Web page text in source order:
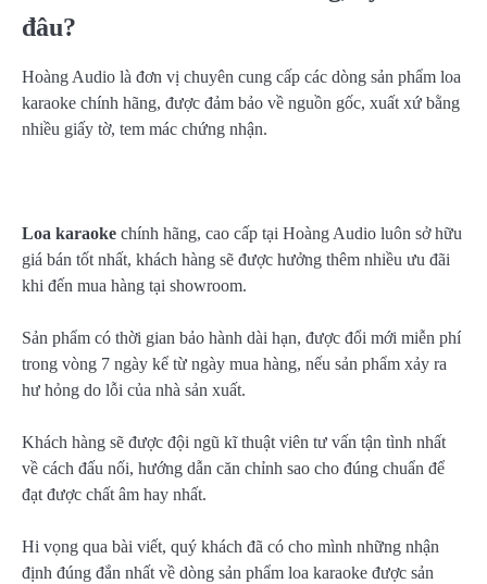
đâu?
Hoàng Audio là đơn vị chuyên cung cấp các dòng sản phẩm loa
karaoke chính hãng, được đảm bảo về nguồn gốc, xuất xứ bằng
nhiều giấy tờ, tem mác chứng nhận.
Loa karaoke chính hãng, cao cấp tại Hoàng Audio luôn sở hữu
giá bán tốt nhất, khách hàng sẽ được hưởng thêm nhiều ưu đãi
khi đến mua hàng tại showroom.
Sản phẩm có thời gian bảo hành dài hạn, được đổi mới miễn phí
trong vòng 7 ngày kể từ ngày mua hàng, nếu sản phẩm xảy ra
hư hỏng do lỗi của nhà sản xuất.
Khách hàng sẽ được đội ngũ kĩ thuật viên tư vấn tận tình nhất
về cách đấu nối, hướng dẫn căn chỉnh sao cho đúng chuẩn để
đạt được chất âm hay nhất.
Hi vọng qua bài viết, quý khách đã có cho mình những nhận
định đúng đắn nhất về dòng sản phẩm loa karaoke được sản